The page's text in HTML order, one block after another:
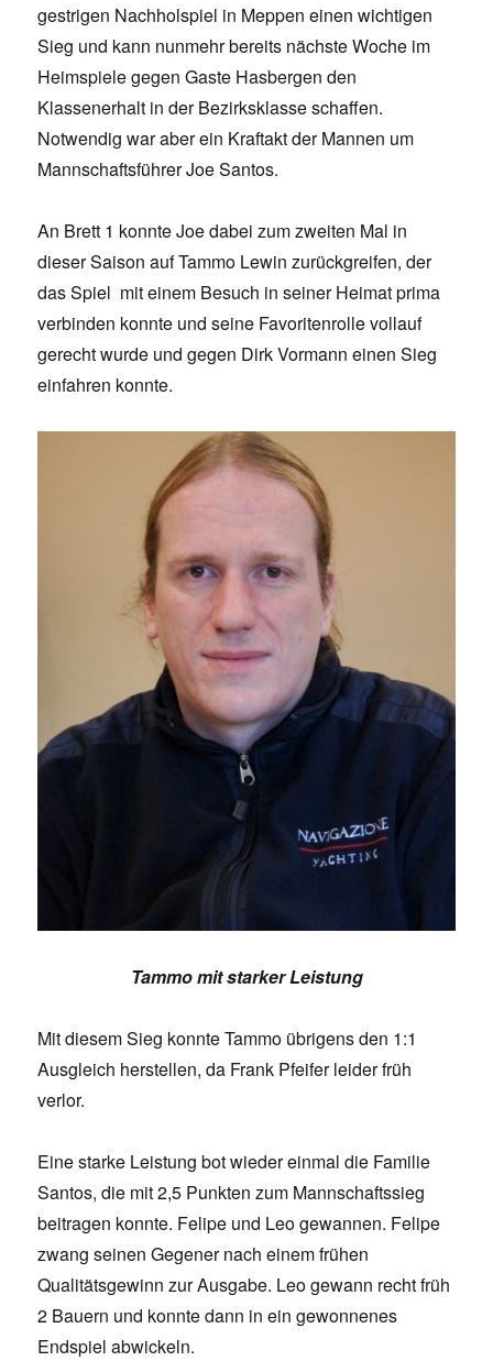
gestrigen Nachholspiel in Meppen einen wichtigen
Sieg und kann nunmehr bereits nächste Woche im
Heimspiele gegen Gaste Hasbergen den
Klassenerhalt in der Bezirksklasse schaffen.
Notwendig war aber ein Kraftakt der Mannen um
Mannschaftsführer Joe Santos.
An Brett 1 konnte Joe dabei zum zweiten Mal in
dieser Saison auf Tammo Lewin zurückgreifen, der
das Spiel mit einem Besuch in seiner Heimat prima
verbinden konnte und seine Favoritenrolle vollauf
gerecht wurde und gegen Dirk Vormann einen Sieg
einfahren konnte.
Tammo mit starker Leistung
Mit diesem Sieg konnte Tammo übrigens den 1:1
Ausgleich herstellen, da Frank Pfeifer leider früh
verlor.
Eine starke Leistung bot wieder einmal die Familie
Santos, die mit 2,5 Punkten zum Mannschaftssieg
beitragen konnte. Felipe und Leo gewannen. Felipe
zwang seinen Gegener nach einem frühen
Qualitätsgewinn zur Ausgabe. Leo gewann recht früh
2 Bauern und konnte dann in ein gewonnenes
Endspiel abwickeln.